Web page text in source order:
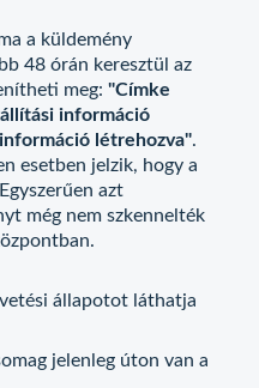
a küldemény
48 órán keresztül az
meg: "Címke
információ
létrehozva".
esetben jelzik, hogy a
azt
még nem szkennelték
állapotot láthatja
jelenleg úton van a